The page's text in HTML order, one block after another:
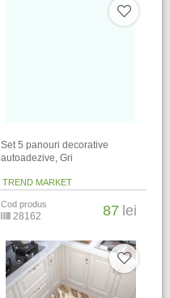
Set 5 panouri decorative
autoadezive, Gri
TREND MARKET
Cod produs
28162 87 lei